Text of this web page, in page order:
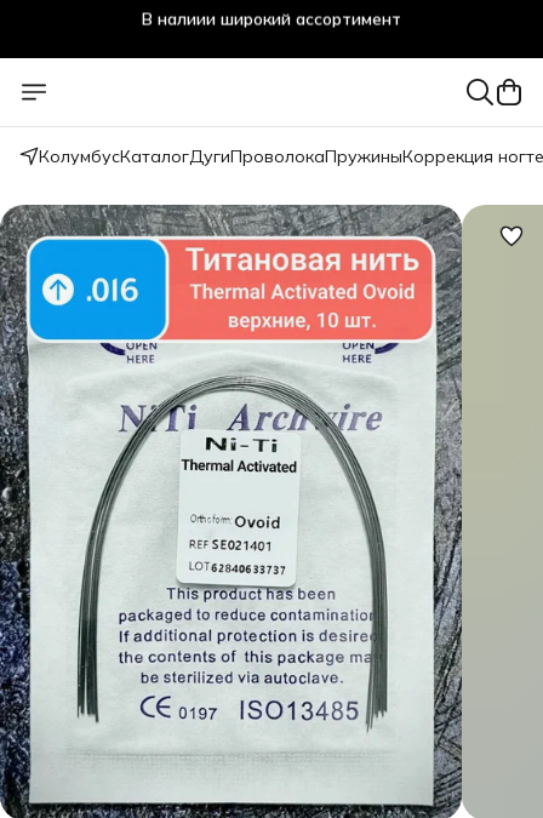
Стоматологичечкие материалы оптом и в розницу
КолумбусКаталогДугиПроволокаПружиныКоррекция